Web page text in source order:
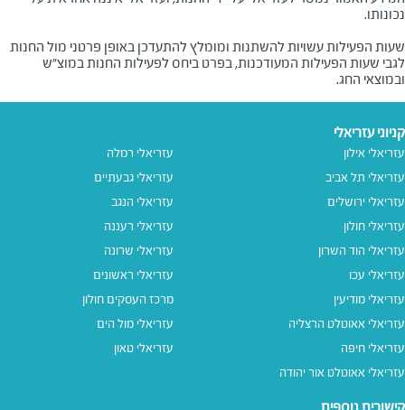
שעות הפעילות עשויות להשתנות ומומלץ להתעדכן באופן פרטני מול החנות
לגבי שעות הפעילות המעודכנות, בפרט ביחס לפעילות החנות במוצ"ש
ובמוצאי החג.
קניוני עזריאלי
עזריאלי אילון
עזריאלי תל אביב
עזריאלי ירושלים
עזריאלי חולון
עזריאלי הוד השרון
עזריאלי עכו
עזריאלי מודיעין
עזריאלי אאוטלט הרצליה
עזריאלי חיפה
עזריאלי אאוטלט אור יהודה
עזריאלי רמלה
עזריאלי גבעתיים
עזריאלי הנגב
עזריאלי רעננה
עזריאלי שרונה
עזריאלי ראשונים
מרכז העסקים חולון
עזריאלי מול הים
עזריאלי טאון